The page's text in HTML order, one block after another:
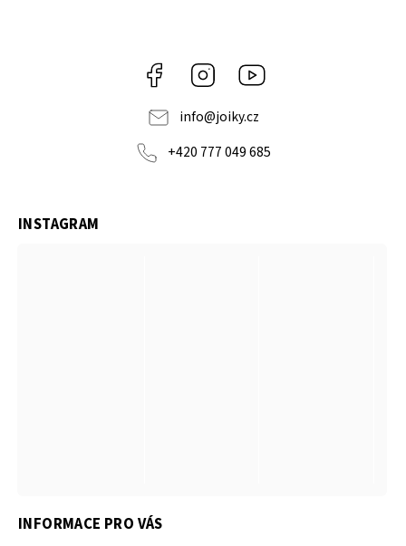
Facebook Instagram
info@joiky.cz
+420 777 049 685
INFORMACE PRO VÁS
INSTAGRAM